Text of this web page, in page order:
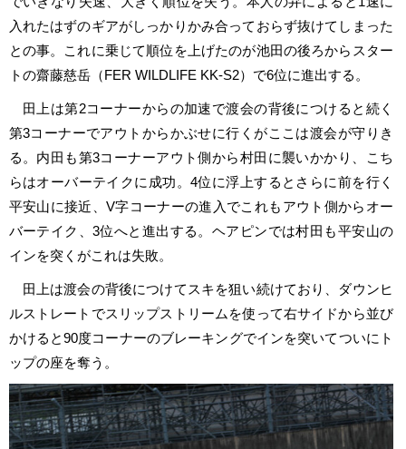
入れたはずのギアがしっかりかみ合っておらず抜けてしまった
との事。これに乗じて順位を上げたのが池田の後ろからスター
トの齋藤慈岳（FER WILDLIFE KK-S2）で6位に進出する。
田上は第2コーナーからの加速で渡会の背後につけると続く
第3コーナーでアウトからかぶせに行くがここは渡会が守りき
る。内田も第3コーナーアウト側から村田に襲いかかり、こち
らはオーバーテイクに成功。4位に浮上するとさらに前を行く
平安山に接近、V字コーナーの進入でこれもアウト側からオー
バーテイク、3位へと進出する。ヘアピンでは村田も平安山の
インを突くがこれは失敗。
田上は渡会の背後につけてスキを狙い続けており、ダウンヒ
ルストレートでスリップストリームを使って右サイドから並び
かけると90度コーナーのブレーキングでインを突いてついにト
ップの座を奪う。